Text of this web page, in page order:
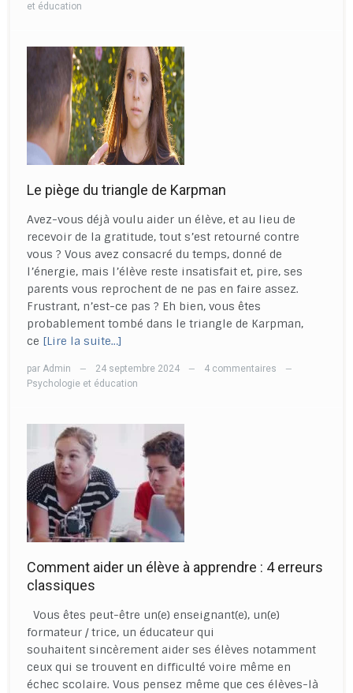
et éducation
Le piège du triangle de Karpman
Avez-vous déjà voulu aider un élève, et au lieu de
recevoir de la gratitude, tout s’est retourné contre
vous ? Vous avez consacré du temps, donné de
l’énergie, mais l’élève reste insatisfait et, pire, ses
parents vous reprochent de ne pas en faire assez.
Frustrant, n’est-ce pas ? Eh bien, vous êtes
probablement tombé dans le triangle de Karpman,
ce [Lire la suite…]
par Admin — 24 septembre 2024 — 4 commentaires —
Psychologie et éducation
Comment aider un élève à apprendre : 4 erreurs
classiques
Vous êtes peut-être un(e) enseignant(e), un(e)
formateur / trice, un éducateur qui
souhaitent sincèrement aider ses élèves notamment
ceux qui se trouvent en difficulté voire même en
échec scolaire. Vous pensez même que ces élèves-là